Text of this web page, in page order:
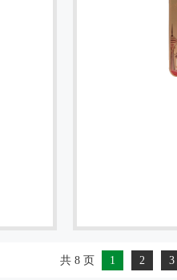
共 8 页 1 2 3